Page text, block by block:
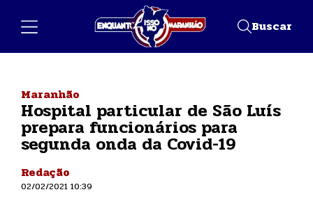
Buscar
Maranhão
Hospital particular de São Luís
prepara funcionários para
segunda onda da Covid-19
Redação
02/02/2021 10:39